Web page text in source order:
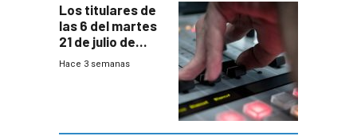
Los titulares de
las 6 del martes
21 de julio de
2026
Hace 3 semanas